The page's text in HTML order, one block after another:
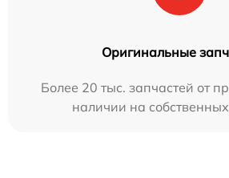
Оригинальные
Более 20 тыс. запчастей от
наличии на